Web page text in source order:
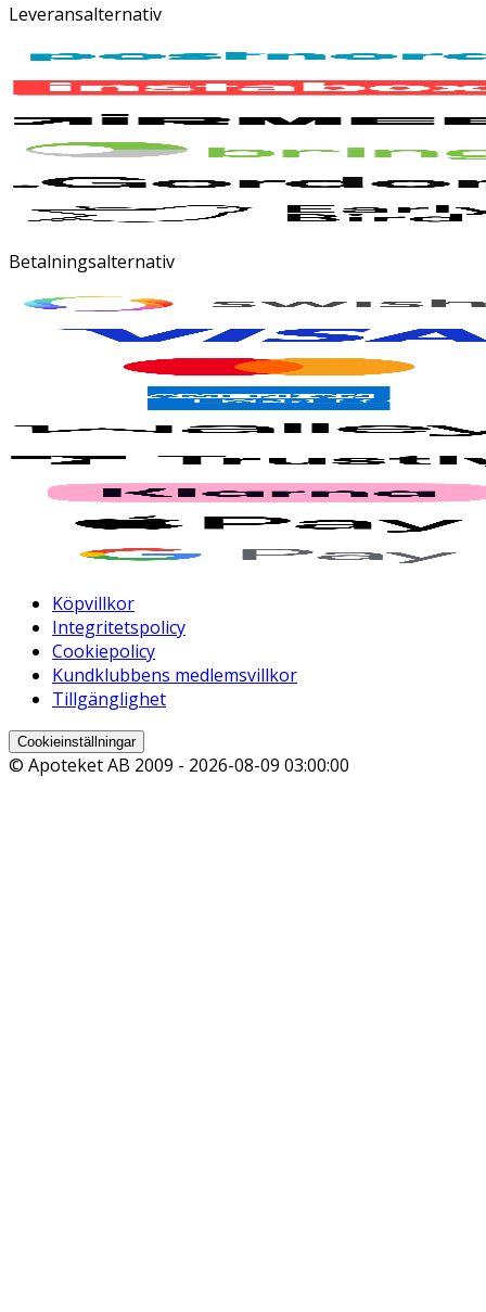
Leveransalternativ
Betalningsalternativ
Köpvillkor
Integritetspolicy
Cookiepolicy
Kundklubbens medlemsvillkor
Tillgänglighet
Cookieinställningar
© Apoteket AB 2009 - 2026-08-09 03:00:00